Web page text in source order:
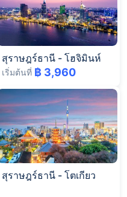
สุราษฎร์ธานี - โฮจิมินห์
เริ่มต้นที่ ฿ 3,960
สุราษฎร์ธานี - โตเกียว